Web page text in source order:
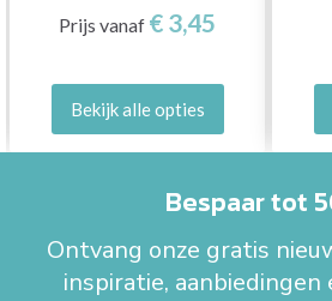
Prijs vanaf € 3,45
Bekijk alle opties
Bespaar tot
Ontvang onze gratis
inspiratie,